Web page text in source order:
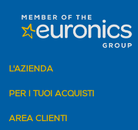
L'AZIENDA
PER I TUOI ACQUISTI
AREA CLIENTI